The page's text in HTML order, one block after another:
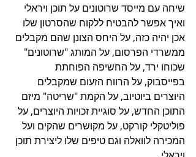
שיחה עם מייסד שרוטונים על תוכן ויראלי
ואיך אפשר להבטיח ללקוח שהסרטון שלו
אכן יהיה כזה, על היחס הצונן שהם מקבלים
ממשרדי הפרסום, על המותג "שרוטונים"
שכוחו ירד, על החשיפה הפוחתת
בפייסבוק, על הרווח הזעום שמקבלים
היוצרים ביוטיוב, על הקמת "שריטה" מיזם
התוכן החדש, על סוגיית זכויות היוצרים, על
פוליטקלי קורקט, על מקושרים שהקים ועל
המכירה לוואלה וגם טיפים שלו ליצירת תוכן